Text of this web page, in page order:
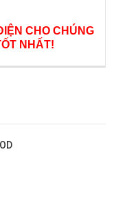
CHO CHÚNG
NHẤT!